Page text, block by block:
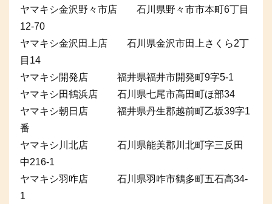
ヤマキシ金沢野々市店 石川県野々市市本町6丁目
12-70
ヤマキシ金沢田上店 石川県金沢市田上さくら2丁
目14
ヤマキシ開発店 福井県福井市開発町9字5-1
ヤマキシ田鶴浜店 石川県七尾市高田町ほ部34
ヤマキシ朝日店 福井県丹生郡越前町乙坂39字1
番
ヤマキシ川北店 石川県能美郡川北町字三反田
中216-1
ヤマキシ羽咋店 石川県羽咋市鶴多町五石高34-
1